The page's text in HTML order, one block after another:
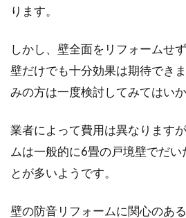
の原因や対策
マンションに住ん
築？中古？ど
ります。
しかし、壁全面をリフォームせ
壁だけでも十分効果は期待でき
みの方は一度検討してみてはいか
業者によって費用は異なります
ムは一般的に6畳の戸境壁でだい
とが多いようです。
壁の防音リフォームに関心のあ